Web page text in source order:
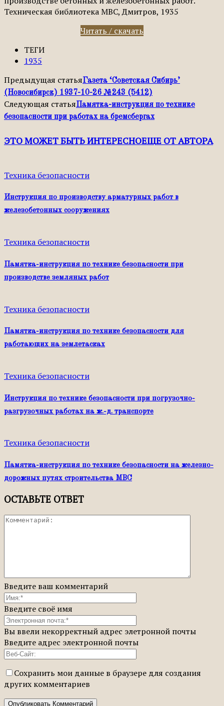
Техническая библиотека МВС, Дмитров, 1935
Читать / скачать
ТЕГИ
1935
Предыдущая статьяГазета ‘Советская Сибирь’
(Новосибирск) 1937-10-26 №243 (5412)
Следующая статьяПамятка-инструкция по технике
безопасности при работах на бремсбергах
ЭТО МОЖЕТ БЫТЬ ИНТЕРЕСНОЕЩЕ ОТ АВТОРА
Техника безопасности
Инструкция по производству арматурных работ в
железобетонных сооружениях
Техника безопасности
Памятка-инструкция по технике безопасности при
производстве земляных работ
Техника безопасности
Памятка-инструкция по технике безопасности для
работающих на землетасках
Техника безопасности
Инструкция по технике безопасности при погрузочно-
разгрузочных работах на ж.-д. транспорте
Техника безопасности
Памятка-инструкция по технике безопасности на железно-
дорожных путях строительства МВС
ОСТАВЬТЕ ОТВЕТ
Введите ваш комментарий
Введите своё имя
Вы ввели некорректный адрес элетронной почты
Введите адрес электронной почты
Сохранить мои данные в браузере для создания
других комментариев